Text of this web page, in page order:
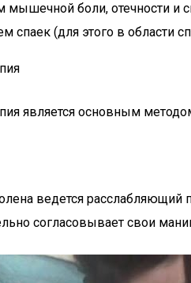
мышечной боли, отечности и
спаек (для этого в области
является основным
ведется
согласовывает свои